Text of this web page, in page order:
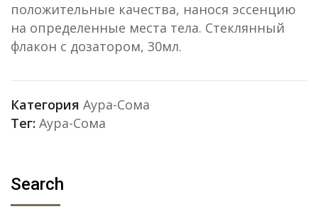
положительные качества, нанося эссенцию
на определенные места тела. Стеклянный
флакон с дозатором, 30мл.
Категория Аура-Сома
Тег: Аура-Сома
Search